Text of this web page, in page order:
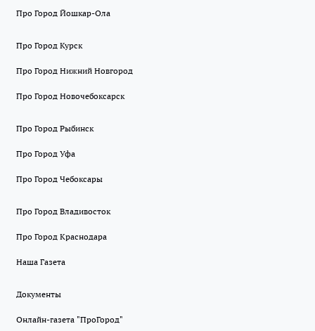
Про Город Йошкар-Ола
Про Город Курск
Про Город Нижний Новгород
Про Город Новочебоксарск
Про Город Рыбинск
Про Город Уфа
Про Город Чебоксары
Про Город Владивосток
Про Город Краснодара
Наша Газета
Документы
Онлайн-газета "ПроГород"